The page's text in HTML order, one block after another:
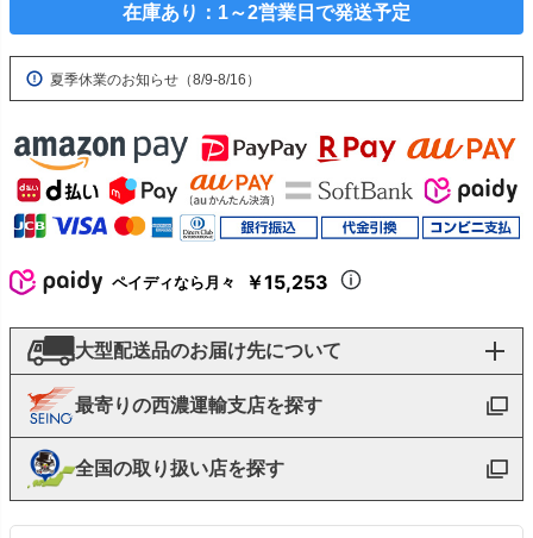
在庫あり：1～2営業日で発送予定
夏季休業のお知らせ（8/9-8/16）
ペイディなら月々 ￥15,253
大型配送品のお届け先について
最寄りの西濃運輸支店を探す
全国の取り扱い店を探す